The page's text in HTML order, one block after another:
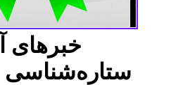
ستاره‌شناسی